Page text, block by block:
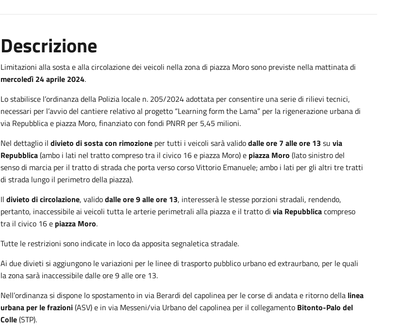
Descrizione
Limitazioni alla sosta e alla circolazione dei veicoli nella zona di piazza Moro sono previste nella mattinata di
mercoledì 24 aprile 2024.
Lo stabilisce l’ordinanza della Polizia locale n. 205/2024 adottata per consentire una serie di rilievi tecnici,
necessari per l’avvio del cantiere relativo al progetto “Learning form the Lama” per la rigenerazione urbana di
via Repubblica e piazza Moro, finanziato con fondi PNRR per 5,45 milioni.
Nel dettaglio ildivieto di sostacon rimozione per tutti i veicoli sarà validodalle ore 7 alle ore 13 suvia
Repubblica(ambo i lati nel tratto compreso tra il civico 16 e piazza Moro) e piazza Moro (lato sinistro del
senso di marcia per il tratto di strada che porta verso corso Vittorio Emanuele; ambo i lati per gli altri tre tratti
di strada lungo il perimetro della piazza).
Ildivieto di circolazione, validodalle ore 9 alle ore 13, interesserà le stesse porzioni stradali, rendendo,
pertanto, inaccessibile ai veicoli tutta le arterie perimetrali alla piazza e il tratto divia Repubblicacompreso
tra il civico 16 e piazza Moro.
Tutte le restrizioni sono indicate in loco da apposita segnaletica stradale.
Ai due divieti si aggiungono le variazioni per le linee di trasporto pubblico urbano ed extraurbano, per le quali
la zona sarà inaccessibile dalle ore 9 alle ore 13.
Nell’ordinanza si dispone lo spostamento in via Berardi del capolinea per le corse di andata e ritorno della linea
urbana per le frazioni(ASV) e in via Messeni/via Urbano del capolinea per il collegamento Bitonto-Palo del
Colle(STP).